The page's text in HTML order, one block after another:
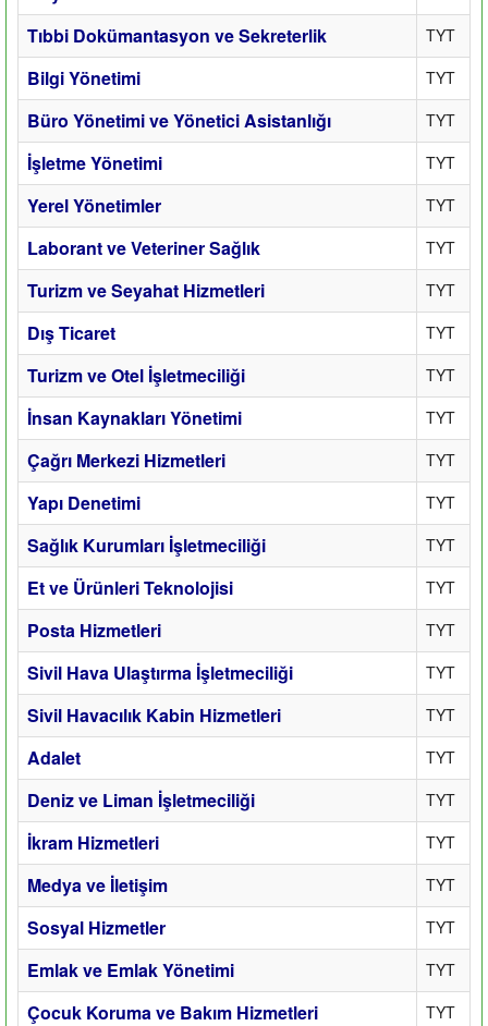
Tıbbi Dokümantasyon ve Sekreterlik TYT
Bilgi Yönetimi TYT
Büro Yönetimi ve Yönetici Asistanlığı TYT
İşletme Yönetimi TYT
Yerel Yönetimler TYT
Laborant ve Veteriner Sağlık TYT
Turizm ve Seyahat Hizmetleri TYT
Dış Ticaret TYT
Turizm ve Otel İşletmeciliği TYT
İnsan Kaynakları Yönetimi TYT
Çağrı Merkezi Hizmetleri TYT
Yapı Denetimi TYT
Sağlık Kurumları İşletmeciliği TYT
Et ve Ürünleri Teknolojisi TYT
Posta Hizmetleri TYT
Sivil Hava Ulaştırma İşletmeciliği TYT
Sivil Havacılık Kabin Hizmetleri TYT
Adalet TYT
Deniz ve Liman İşletmeciliği TYT
İkram Hizmetleri TYT
Medya ve İletişim TYT
Sosyal Hizmetler TYT
Emlak ve Emlak Yönetimi TYT
Çocuk Koruma ve Bakım Hizmetleri TYT